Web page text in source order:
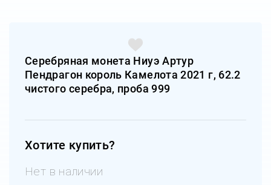
Серебряная монета Ниуэ Артур
Пендрагон король Камелота 2021 г, 62.2
чистого серебра, проба 999
Хотите купить?
Нет в наличии